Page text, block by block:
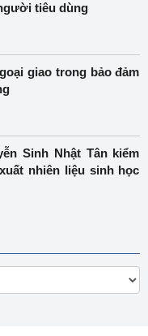
tiêu dùng
giao trong bảo đảm
Sinh Nhật Tân kiểm
nhiên liệu sinh học